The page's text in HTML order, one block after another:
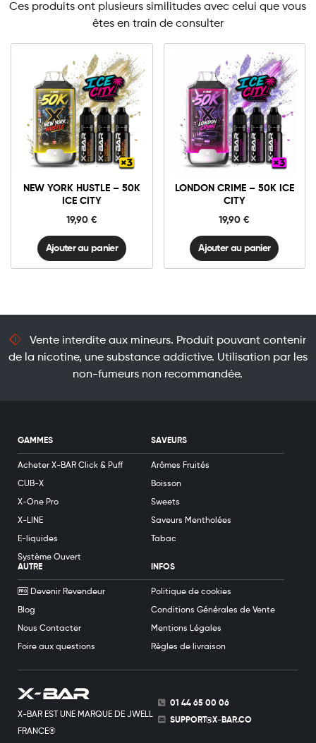
Ces produits ont plusieurs similitudes avec celui que vous
êtes en train de consulter
NEW YORK HUSTLE – 50K
ICE CITY
19,90 €
10mg 20mg
New
York
Hustle
50K
Ice
City
quantité
Ajouter au panier
LONDON CRIME – 50K ICE
CITY
19,90€
10mg 20mg
London
Crime
-
Ice
City
quantité
Ajouter au panier
Vente interdite aux mineurs. Produit pouvant contenir
de la nicotine, une substance addictive. Utilisation par les
non-fumeurs non recommandée.
X-BAR EST UNE MARQUE DE JWELL
FRANCE®
01 44 65 00 06
SUPPORT@X-BAR.CO
GAMMES
Acheter X-BAR Click & Puff
CUB-X
X-One Pro
X-LINE
E-liquides
Système Ouvert
SAVEURS
Arômes Fruités
Boisson
Sweets
Saveurs Mentholées
Tabac
AUTRE
Devenir Revendeur
Blog
Nous Contacter
Foire aux questions
INFOS
Politique de cookies
Conditions Générales de Vente
Mentions Légales
Règles de livraison